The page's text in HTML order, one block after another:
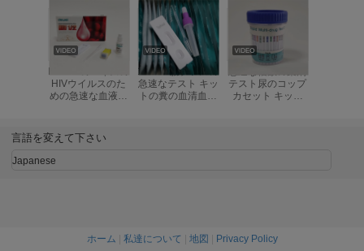
HIVウイルスのた
めの急速な血液検
15mins腸チフスの
急速なテスト キッ
トの糞の血清血し
テスト尿のコップ
カセット キット
言語を変えて下さい
Japanese
ホーム 私達について 地図 Privacy Policy